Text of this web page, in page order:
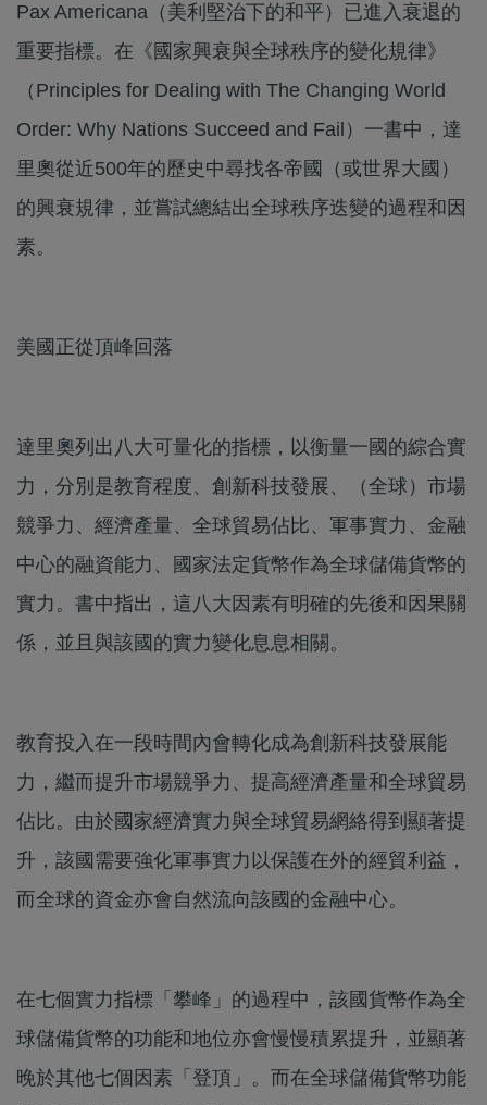
Pax Americana（美利堅治下的和平）已進入衰退的
重要指標。在《國家興衰與全球秩序的變化規律》
（Principles for Dealing with The Changing World
Order: Why Nations Succeed and Fail）一書中，達
里奧從近500年的歷史中尋找各帝國（或世界大國）
的興衰規律，並嘗試總結出全球秩序迭變的過程和因
素。
美國正從頂峰回落
達里奧列出八大可量化的指標，以衡量一國的綜合實
力，分別是教育程度、創新科技發展、（全球）市場
競爭力、經濟產量、全球貿易佔比、軍事實力、金融
中心的融資能力、國家法定貨幣作為全球儲備貨幣的
實力。書中指出，這八大因素有明確的先後和因果關
係，並且與該國的實力變化息息相關。
教育投入在一段時間內會轉化成為創新科技發展能
力，繼而提升市場競爭力、提高經濟產量和全球貿易
佔比。由於國家經濟實力與全球貿易網絡得到顯著提
升，該國需要強化軍事實力以保護在外的經貿利益，
而全球的資金亦會自然流向該國的金融中心。
在七個實力指標「攀峰」的過程中，該國貨幣作為全
球儲備貨幣的功能和地位亦會慢慢積累提升，並顯著
晚於其他七個因素「登頂」。而在全球儲備貨幣功能